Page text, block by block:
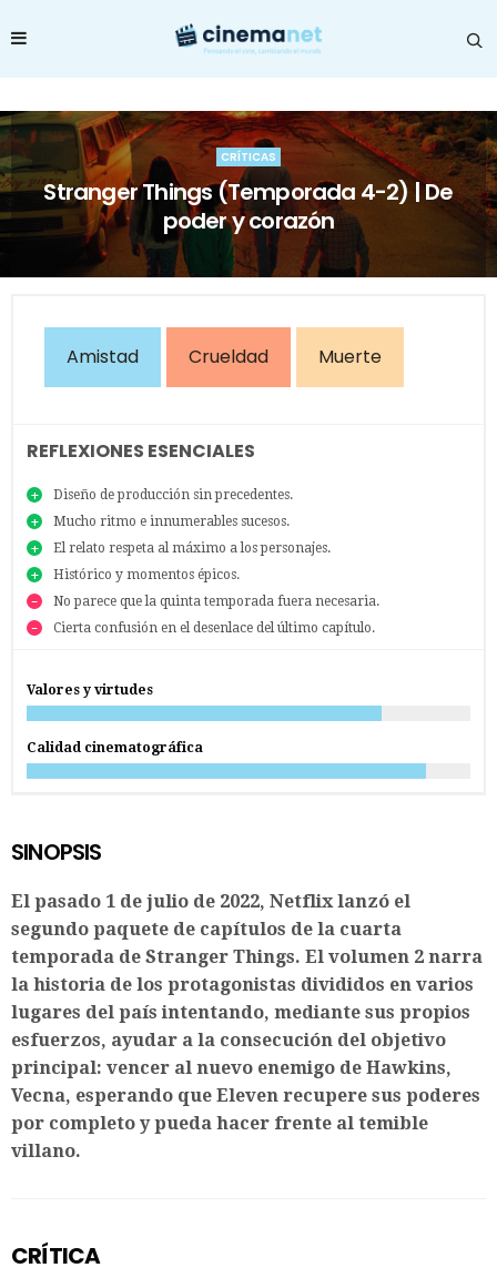
CRÍTICAS
Stranger Things (Temporada 4-2) | De
poder y corazón
Amistad Crueldad Muerte
REFLEXIONES ESENCIALES
Diseño de producción sin precedentes.
Mucho ritmo e innumerables sucesos.
El relato respeta al máximo a los personajes.
Histórico y momentos épicos.
No parece que la quinta temporada fuera necesaria.
Cierta confusión en el desenlace del último capítulo.
Valores y virtudes
Calidad cinematográfica
SINOPSIS
El pasado 1 de julio de 2022, Netflix lanzó el
segundo paquete de capítulos de la cuarta
temporada de Stranger Things. El volumen 2 narra
la historia de los protagonistas divididos en varios
lugares del país intentando, mediante sus propios
esfuerzos, ayudar a la consecución del objetivo
principal: vencer al nuevo enemigo de Hawkins,
Vecna, esperando que Eleven recupere sus poderes
por completo y pueda hacer frente al temible
villano.
CRÍTICA